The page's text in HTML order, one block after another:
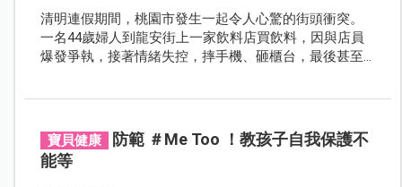
清明連假期間，桃園市發生一起令人心驚的街頭衝突。
一名44歲婦人到龍安街上一家飲料店買飲料，因與店員
爆發爭執，接著情緒失控，摔手機、砸櫃台，最後甚至
寶貝健康
防範 ＃Me Too ！教孩子自我保護不
能等